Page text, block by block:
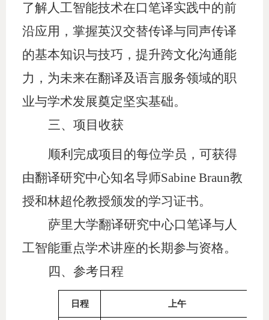
了解人工智能技术在口笔译实践中的前
沿应用，掌握英汉交替传译与同声传译
的基本知识与技巧，提升跨文化沟通能
力，为未来在翻译及语言服务领域的职
业与学术发展奠定坚实基础。
三、 项目收获
顺利完成项目的每位学员，可获得
由翻译研究中心知名导师Sabine Braun教
授和林超伦教授颁发的学习证书。
萨里大学翻译研究中心口笔译与人
工智能重点学术讲座的长期参与资格。
四、 参考日程
日程 上午